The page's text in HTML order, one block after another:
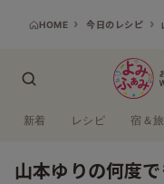
HOME 今日のレシピ
新着 レシピ 宿＆旅
山本ゆりの何度